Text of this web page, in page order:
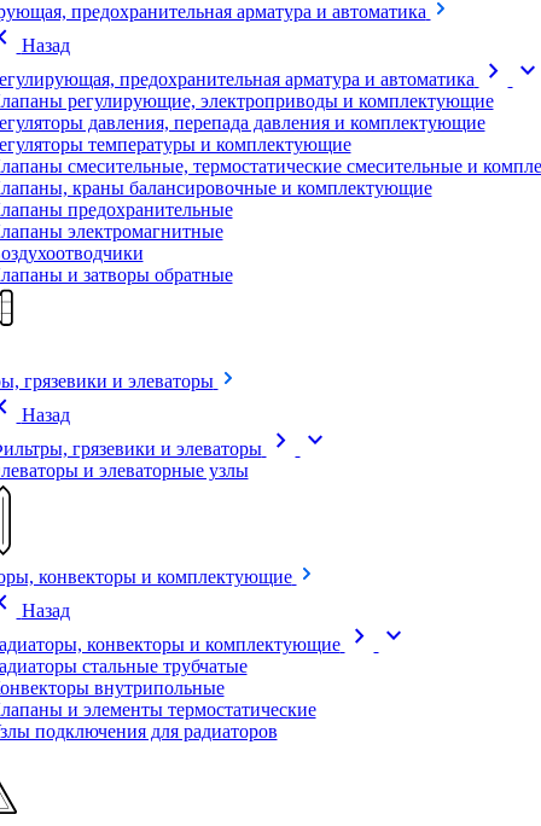
предохранительная арматура и автоматика
Назад
предохранительная арматура и автоматика
chevron_right expand_more
регулирующие, электроприводы и комплектующие
давления, перепада давления и комплектующие
температуры и комплектующие
смесительные, термостатические смесительные и
краны балансировочные и комплектующие
предохранительные
электромагнитные
и затворы обратные
грязевики и элеваторы
Назад
грязевики и элеваторы
chevron_right expand_more
и элеваторные узлы
конвекторы и комплектующие
Назад
конвекторы и комплектующие
chevron_right expand_more
стальные трубчатые
внутрипольные
и элементы термостатические
подключения для радиаторов